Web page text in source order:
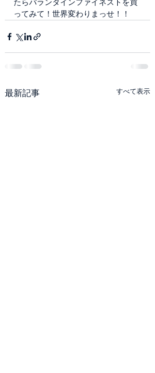
たらバランタインファイネストを買
ってみて！世界変わりまっせ！！
最新記事 すべて表示